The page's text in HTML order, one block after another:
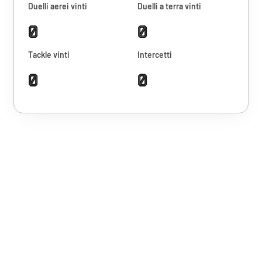
Duelli aerei vinti
0
Duelli a terra vinti
0
Tackle vinti
0
Intercetti
0